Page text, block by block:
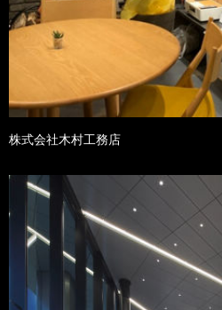
株式会社木村工務店